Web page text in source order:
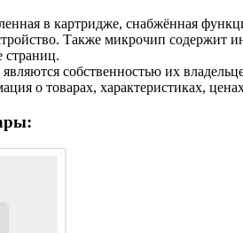
в картридже, снабжённая
Также микрочип содержит
страниц.
собственностью их
о товарах, характеристиках,